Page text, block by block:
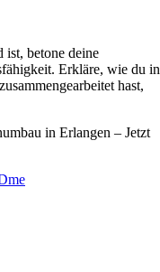
ist, betone deine
Erkläre, wie du in
hast,
in Erlangen – Jetzt